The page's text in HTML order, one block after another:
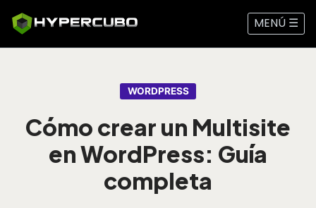
MENÚ ☰
WORDPRESS
Cómo crear un Multisite
en WordPress: Guía
completa